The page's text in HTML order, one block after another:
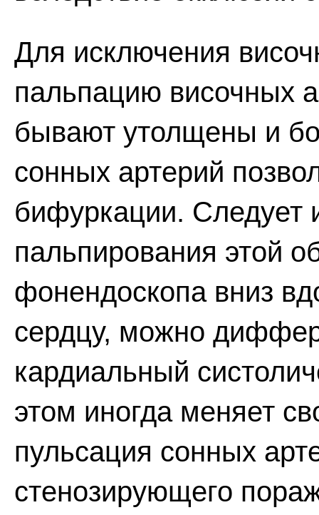
Для исключения
пальпацию височных
бывают утолщены и
сонных артерий
бифуркации. Следует
пальпирования этой
фонендоскопа вниз
сердцу, можно
кардиальный
этом иногда меняет
пульсация сонных
стенозирующего